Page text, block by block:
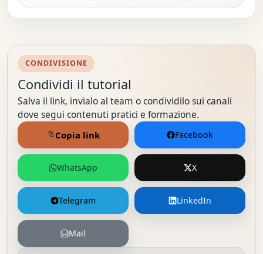
CONDIVISIONE
Condividi il tutorial
Salva il link, invialo al team o condividilo sui canali
dove segui contenuti pratici e formazione.
Facebook
WhatsApp X
Telegram LinkedIn
Mail
Copia link